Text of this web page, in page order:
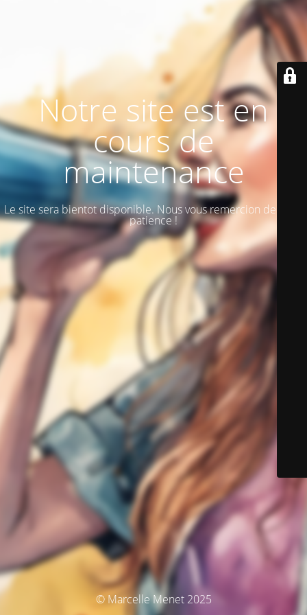
Notre site est en
cours de
maintenance
Le site sera bientot disponible. Nous vous remercion de votre
patience !
© Marcelle Menet 2025